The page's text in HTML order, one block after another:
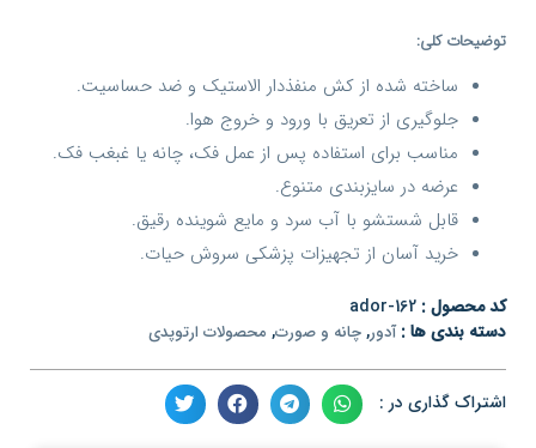
توضیحات کلی:
ساخته شده از کش منفذدار الاستیک و ضد حساسیت.
جلوگیری از تعریق با ورود و خروج هوا.
مناسب برای استفاده پس از عمل فک، چانه یا غبغب فک.
عرضه در سایزبندی متنوع.
قابل شستشو با آب سرد و مایع شوینده رقیق.
خرید آسان از تجهیزات پزشکی سروش حیات.
کد محصول : ador-162
دسته بندی ها : آدور,چانه و صورت, محصولات ارتوپدی
اشتراک گذاری در :